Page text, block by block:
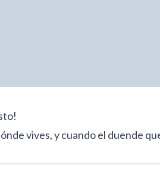
vives, y cuando el duende